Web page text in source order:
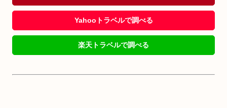
Yahooトラベルで調べる
楽天トラベルで調べる